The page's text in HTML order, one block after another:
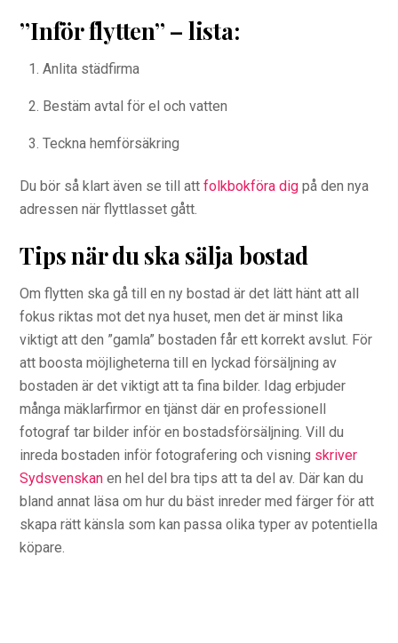
”Inför flytten” – lista:
Anlita städfirma
Bestäm avtal för el och vatten
Teckna hemförsäkring
Du bör så klart även se till attfolkbokföra dig på den nya
adressen när flyttlasset gått.
Tips när du ska sälja bostad
Om flytten ska gå till en ny bostad är det lätt hänt att all
fokus riktas mot det nya huset, men det är minst lika
viktigt att den ”gamla” bostaden får ett korrekt avslut. För
att boosta möjligheterna till en lyckad försäljning av
bostaden är det viktigt att ta fina bilder. Idag erbjuder
många mäklarfirmor en tjänst där en professionell
fotograf tar bilder inför en bostadsförsäljning. Vill du
inreda bostaden inför fotografering och visning skriver
Sydsvenskan en hel del bra tips att ta del av. Där kan du
bland annat läsa om hur du bäst inreder med färger för att
skapa rätt känsla som kan passa olika typer av potentiella
köpare.